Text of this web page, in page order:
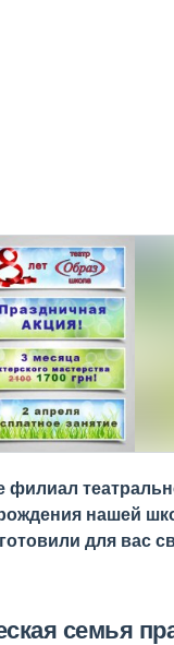
филиал
нашей
для вас
семья